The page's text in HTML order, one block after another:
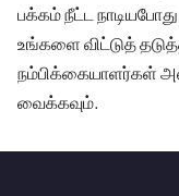
பக்கம் நீட்ட
உங்களை விட்டுத்
நம்பிக்கையாளர்கள்
வைக்கவும்.